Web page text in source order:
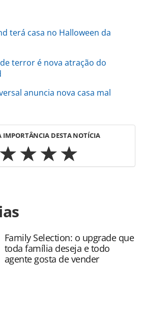
terá casa no Halloween da
terror é nova atração do
anuncia nova casa mal
IMPORTÂNCIA DESTA NOTÍCIA
destinos/parques-
amplia-o-terror-tram-no-
ou as ferramentas
Todo o conteúdo produzido pela
pela legislação brasileira
reproduza o conteúdo sem
Family Selection: o upgrade que
toda família deseja e todo
agente gosta de vender